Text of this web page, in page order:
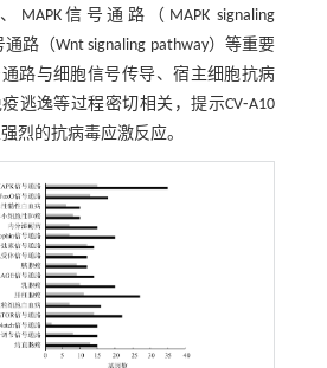
MAPK信号通路（MAPK signaling
路（Wnt signaling pathway）等重要
路与细胞信号传导、宿主细胞抗病
逃逸等过程密切相关，提示CV⁃A10
烈的抗病毒应激反应。